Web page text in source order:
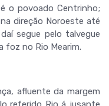
o povoado Centrinho;
direção Noroeste até
segue pelo talvegue
foz no Rio Mearim.
afluente da margem